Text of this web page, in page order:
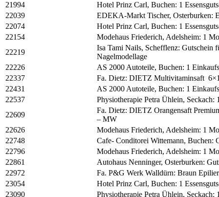
21994
Hotel Prinz Carl, Buchen: 1
22039
EDEKA-Markt Tischer, Osterburken:
22074
Hotel Prinz Carl, Buchen: 1
22154
Modehaus Friederich, Adelsheim: 1
22219
Isa Tami Nails, Schefflenz: Gutschein
Nagelmodellage
22226
AS 2000 Autoteile, Buchen: 1
22337
Fa. Dietz: DIETZ Multivitaminsaft
22431
AS 2000 Autoteile, Buchen: 1
22537
Physiotherapie Petra Ühlein, Seckach:
22609
Fa. Dietz: DIETZ Orangensaft
– MW
22626
Modehaus Friederich, Adelsheim: 1
22748
Cafe- Conditorei Wittemann, Buchen:
22796
Modehaus Friederich, Adelsheim: 1
22861
Autohaus Nenninger, Osterburken:
22972
Fa. P&G Werk Walldürn: Braun
23054
Hotel Prinz Carl, Buchen: 1
23090
Physiotherapie Petra Ühlein, Seckach: